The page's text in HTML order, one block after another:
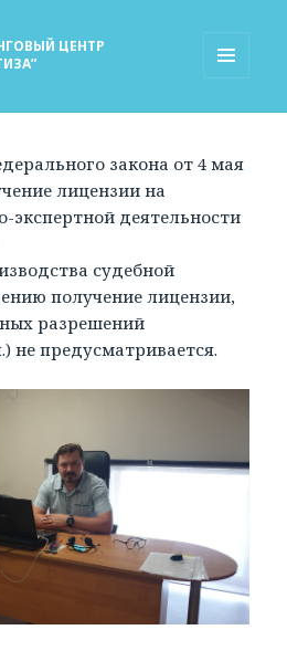
ЦЕНТР
закона от 4 мая
лицензии на
экспертной деятельности
судебной
получение лицензии,
разрешений
не предусматривается.